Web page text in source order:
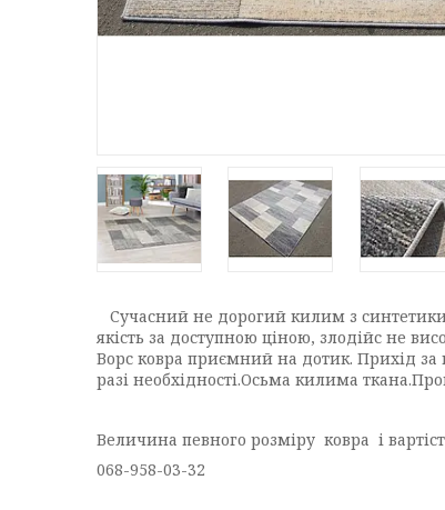
Сучасний не дорогий килим з
якість за доступною ціною, злодійс не
Ворс ковра приємний на дотик. Прихід
разі необхідності.Осьма килима
Величина певного розміру ковра і
068-958-03-32